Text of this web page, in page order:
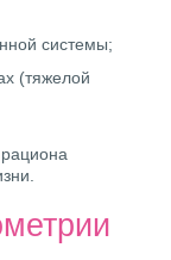
системы;
(тяжелой